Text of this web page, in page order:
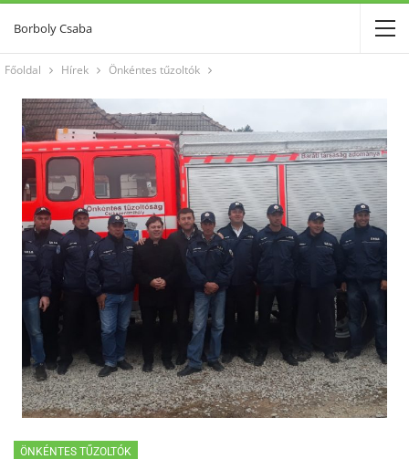
Borboly Csaba
Főoldal Hírek Önkéntes tűzoltók
ÖNKÉNTES TŰZOLTÓK